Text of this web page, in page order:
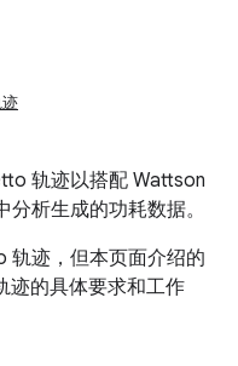
轨迹以搭配 Wattson
析生成的功耗数据。
轨迹，但本页面介绍的
迹的具体要求和工作